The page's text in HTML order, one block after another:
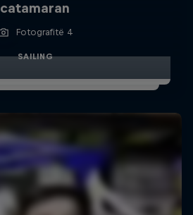
catamaran
Fotografitë 4
SAILING